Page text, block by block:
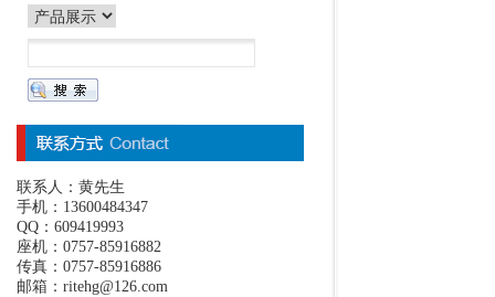
联系人：黄先生
手机：13600484347
QQ：609419993
座机：0757-85916882
传真：0757-85916886
邮箱：ritehg@126.com